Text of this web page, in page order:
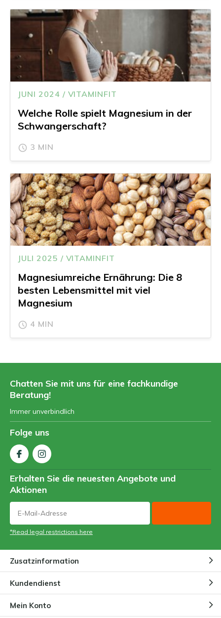
JUNI 2024 / VITAMINFIT
Welche Rolle spielt Magnesium in der
Schwangerschaft?
3 MIN
JULI 2025 / VITAMINFIT
Magnesiumreiche Ernährung: Die 8
besten Lebensmittel mit viel
Magnesium
4 MIN
Chatten Sie mit uns für eine fachkundige
Beratung!
Immer unverbindlich
Folge uns
Erhalten Sie die neuesten Angebote und
Aktionen
*Read legal restrictions here
Zusatzinformation
Kundendienst
Mein Konto